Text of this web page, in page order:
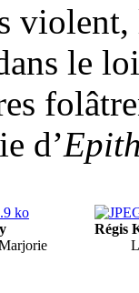
violent,
le
d’
Régis